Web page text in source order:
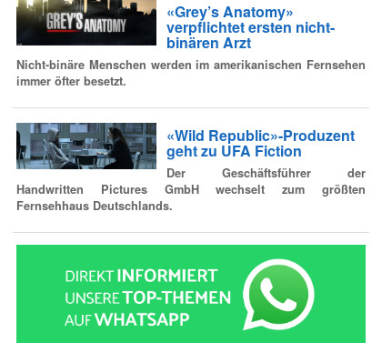
«Grey’s Anatomy»
verpflichtet ersten nicht-
binären Arzt
Nicht-binäre Menschen werden im amerikanischen Fernsehen
immer öfter besetzt.
«Wild Republic»-Produzent
geht zu UFA Fiction
Der Geschäftsführer der
Handwritten Pictures GmbH wechselt zum größten
Fernsehhaus Deutschlands.